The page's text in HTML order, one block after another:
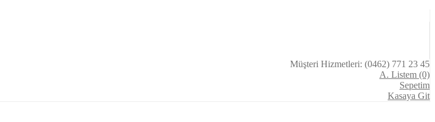
Müşteri Hizmetleri: (0462) 771 23 45
A. Listem (0)
Sepetim
Kasaya Git